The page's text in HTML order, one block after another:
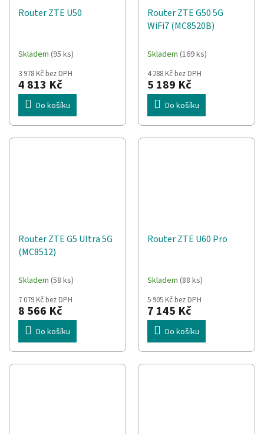
Router ZTE U50
Skladem (95 ks)
3 978 Kč bez DPH
4 813 Kč
Do košíku
Router ZTE G50 5G
WiFi7 (MC8520B)
Skladem (169 ks)
4 288 Kč bez DPH
5 189 Kč
Do košíku
Router ZTE G5 Ultra 5G
(MC8512)
Skladem (58 ks)
7 079 Kč bez DPH
8 566 Kč
Do košíku
Router ZTE U60 Pro
Skladem (88 ks)
5 905 Kč bez DPH
7 145 Kč
Do košíku